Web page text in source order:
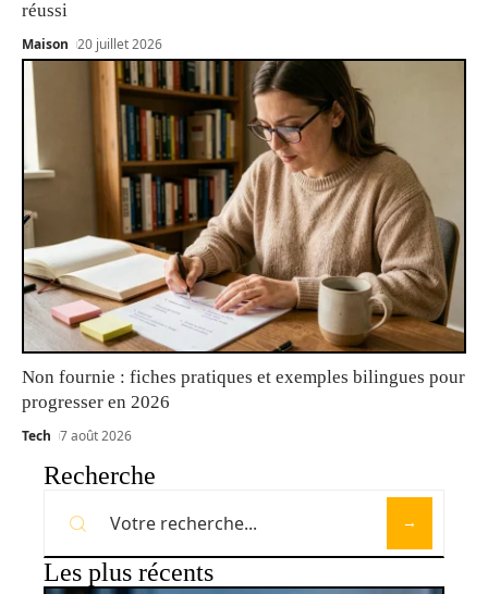
réussi
Maison 20 juillet 2026
Non fournie : fiches pratiques et exemples bilingues pour
progresser en 2026
Tech 7 août 2026
Recherche
Les plus récents